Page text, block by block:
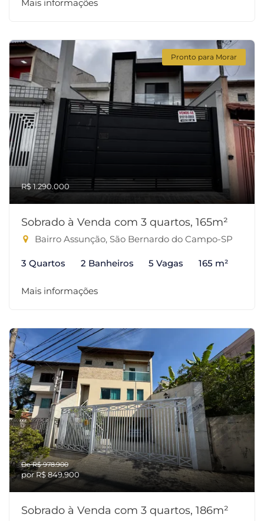
Mais informações
Pronto para Morar
R$ 1.290.000
Sobrado à Venda com 3 quartos, 165m²
Bairro Assunção, São Bernardo do Campo-SP
3 Quartos 2 Banheiros 5 Vagas 165 m²
Mais informações
De R$ 978.900
por R$ 849.900
Sobrado à Venda com 3 quartos, 186m²